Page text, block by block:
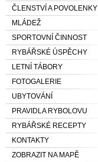
ČLENSTVÍ A POVOLENKY
MLÁDEŽ
SPORTOVNÍ ČINNOST
RYBÁŘSKÉ ÚSPĚCHY
LETNÍ TÁBORY
FOTOGALERIE
UBYTOVÁNÍ
PRAVIDLA RYBOLOVU
RYBÁŘSKÉ RECEPTY
KONTAKTY
ZOBRAZIT NA MAPĚ